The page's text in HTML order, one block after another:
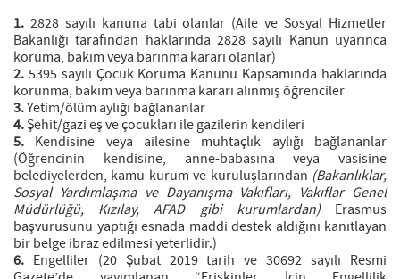
1. 2828 sayılı kanuna tabi olanlar (Aile ve Sosyal Hizmetler
Bakanlığı tarafından haklarında 2828 sayılı Kanun uyarınca
koruma, bakım veya barınma kararı olanlar)
2. 5395 sayılı Çocuk Koruma Kanunu Kapsamında haklarında
korunma, bakım veya barınma kararı alınmış öğrenciler
3.Yetim/ölüm aylığı bağlananlar
4.Şehit/gazi eş ve çocukları ile gazilerin kendileri
5. Kendisine veya ailesine muhtaçlık aylığı bağlananlar
(Öğrencinin kendisine, anne-babasına veya vasisine
belediyelerden, kamu kurum ve kuruluşlarından (Bakanlıklar,
Sosyal Yardımlaşma ve Dayanışma Vakıfları, Vakıflar Genel
Müdürlüğü, Kızılay, AFAD gibi kurumlardan)Erasmus
başvurusunu yaptığı esnada maddi destek aldığını kanıtlayan
bir belge ibraz edilmesi yeterlidir.)
6. Engelliler (20 Şubat 2019 tarih ve 30692 sayılı Resmi